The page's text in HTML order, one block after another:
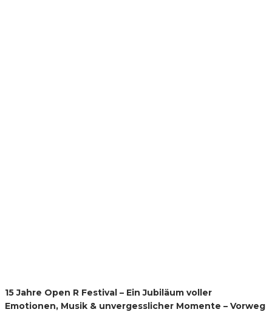
15 Jahre Open R Festival – Ein Jubiläum voller
Emotionen, Musik & unvergesslicher Momente – Vorweg